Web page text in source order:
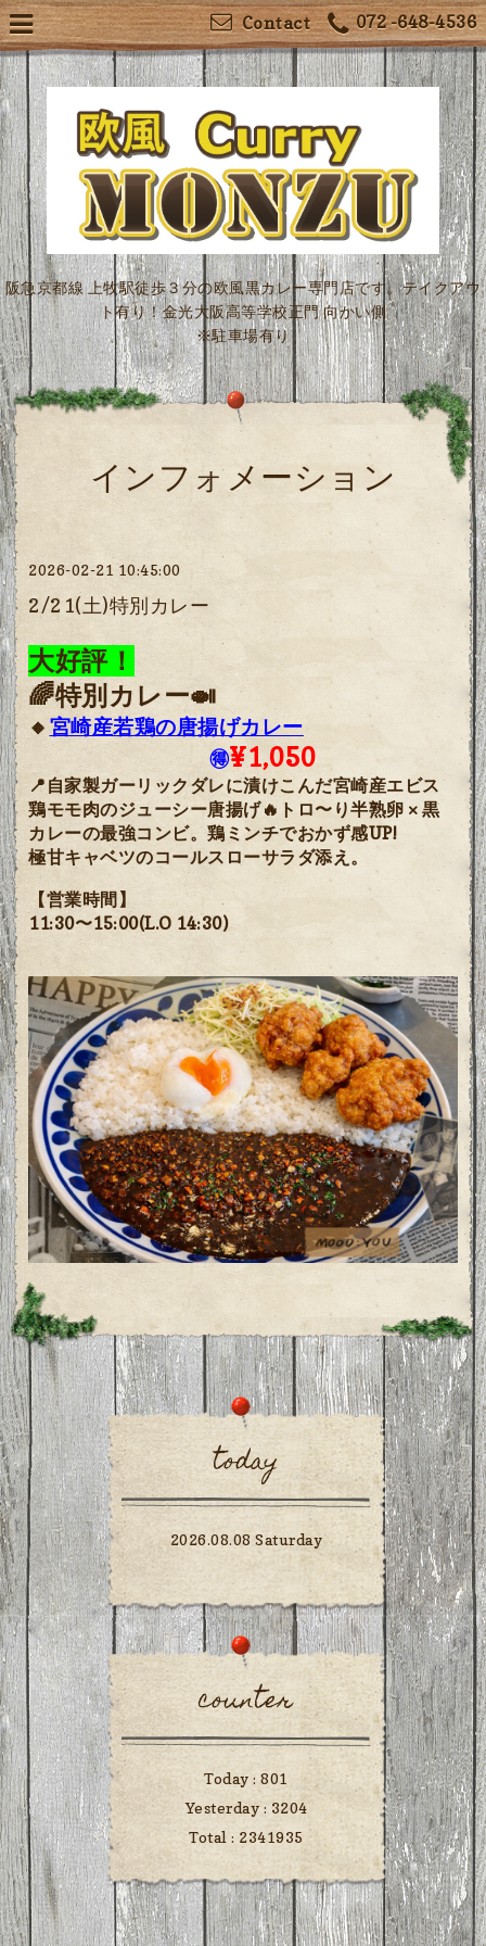
072 -648-4536
Contact
阪急京都線 上牧駅徒歩３分の欧風黒カレー専門店です。テイクアウ
ト有り！金光大阪高等学校正門 向かい側
※駐車場有り
インフォメーション
2026-02-21 10:45:00
2/21(土)特別カレー
大好評！
🌈特別カレー🍛
🔸 宮崎産若鶏の唐揚げカレー
🉐¥1,050
📍 自家製ガーリックダレに漬けこんだ宮崎産エビス
鶏モモ肉のジューシー唐揚げ🔥トロ〜り半熟卵 × 黒
カレーの最強コンビ。鶏ミンチでおかず感UP!
極甘キャベツのコールスローサラダ添え。
【営業時間】
11:30〜15:00(L.O 14:30)
today
2026.08.08 Saturday
counter
Today :801
Yesterday : 3204
Total : 2341935